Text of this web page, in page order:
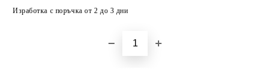
Изработка с поръчка от 2 до 3 дни